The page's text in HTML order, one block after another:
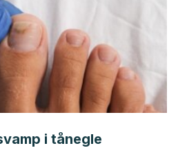
i tånegle